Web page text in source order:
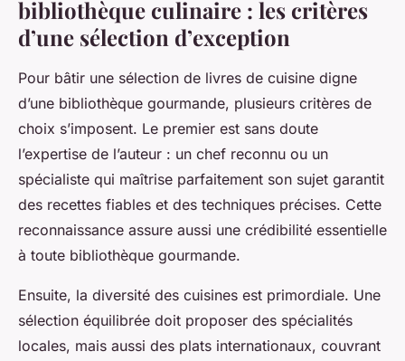
Cuisine à Intégrer Urgemment
dans Votre Bibliothèque
Gourmande
bibliothèque culinaire : les critères
d’une sélection d’exception
Pour bâtir une sélection de livres de cuisine digne
d’une bibliothèque gourmande, plusieurs critères de
choix s’imposent. Le premier est sans doute
l’expertise de l’auteur : un chef reconnu ou un
spécialiste qui maîtrise parfaitement son sujet garantit
des recettes fiables et des techniques précises. Cette
reconnaissance assure aussi une crédibilité essentielle
à toute bibliothèque gourmande.
Ensuite, la diversité des cuisines est primordiale. Une
sélection équilibrée doit proposer des spécialités
locales, mais aussi des plats internationaux, couvrant